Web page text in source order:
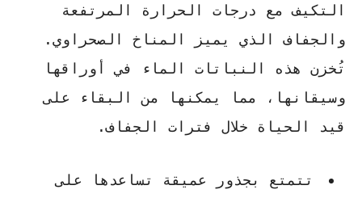
التكيف مع درجات الحرارة المرتفعة
والجفاف الذي يميز المناخ الصحراوي.
تُخزن هذه النباتات الماء في أوراقها
وسيقانها، مما يمكنها من البقاء على
قيد الحياة خلال فترات الجفاف.
تتمتع بجذور عميقة تساعدها على